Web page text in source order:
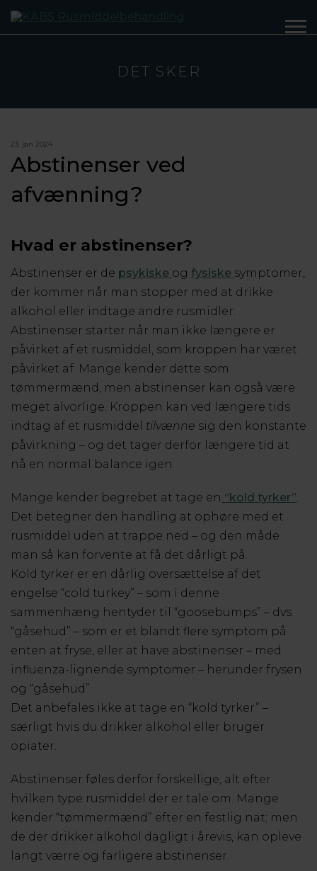
DET SKER
23. jan 2024
Abstinenser ved
afvænning?
Hvad er abstinenser?
Abstinenser er de psykiske og fysiske symptomer,
der kommer når man stopper med at drikke
alkohol eller indtage andre rusmidler.
Abstinenser starter når man ikke længere er
påvirket af et rusmiddel, som kroppen har været
påvirket af. Mange kender dette som
tømmermænd, men abstinenser kan også være
meget alvorlige. Kroppen kan ved længere tids
indtag af et rusmiddel tilvænne sig den konstante
påvirkning – og det tager derfor længere tid at
nå en normal balance igen.
Mange kender begrebet at tage en “kold tyrker”.
Det betegner den handling at ophøre med et
rusmiddel uden at trappe ned – og den måde
man så kan forvente at få det dårligt på.
Kold tyrker er en dårlig oversættelse af det
engelse “cold turkey” – som i denne
sammenhæng hentyder til “goosebumps” – dvs.
“gåsehud” – som er et blandt flere symptom på
enten at fryse, eller at have abstinenser – med
influenza-lignende symptomer – herunder frysen
og “gåsehud”
Det anbefales ikke at tage en “kold tyrker” –
særligt hvis du drikker alkohol eller bruger
opiater.
Abstinenser føles derfor forskellige, alt efter
hvilken type rusmiddel der er tale om. Mange
kender “tømmermænd” efter en festlig nat; men
de der drikker alkohol dagligt i årevis, kan opleve
langt værre og farligere abstinenser.